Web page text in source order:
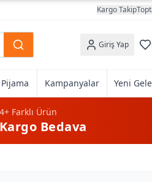
Kargo Takip
Giriş Yap
Pijama Kampanyalar Yeni
Farklı Ürün
Bedava